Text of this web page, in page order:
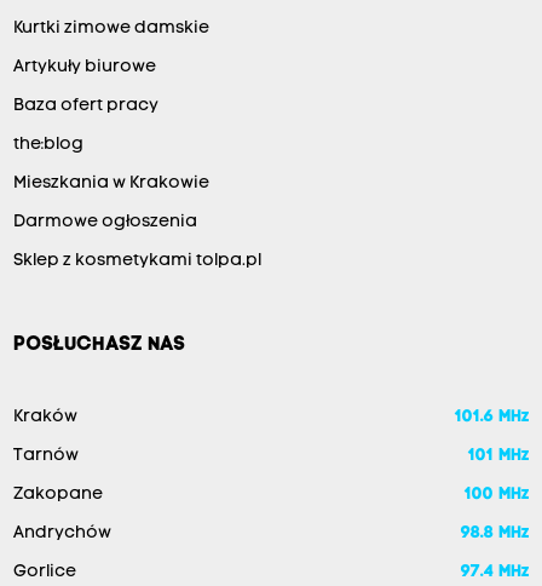
Kurtki zimowe damskie
Artykuły biurowe
Baza ofert pracy
the:blog
Mieszkania w Krakowie
Darmowe ogłoszenia
Sklep z kosmetykami tolpa.pl
POSŁUCHASZ NAS
Kraków 101.6 MHz
Tarnów 101 MHz
Zakopane 100 MHz
Andrychów 98.8 MHz
Gorlice 97.4 MHz